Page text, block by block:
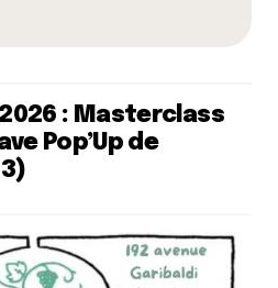
: Masterclass
Pop’Up de
3)